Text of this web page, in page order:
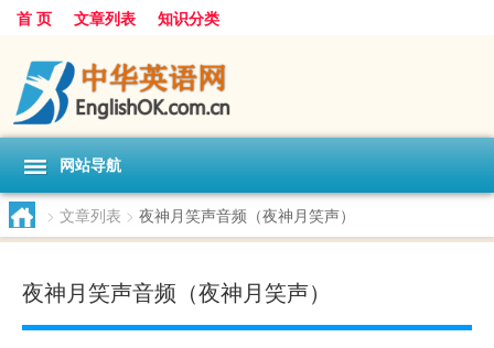
首 页 文章列表 知识分类
网站导航
> 文章列表 > 夜神月笑声音频（夜神月笑声）
夜神月笑声音频（夜神月笑声）